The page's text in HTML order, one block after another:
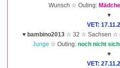
Wunsch ☆ Outing:
♥
VET:
♥ bambino2013 ☆ 32 ☆ Sachsen ☆
Junge ☆ Outing: noch nicht
♥
VET: